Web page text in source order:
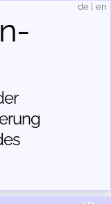
de en